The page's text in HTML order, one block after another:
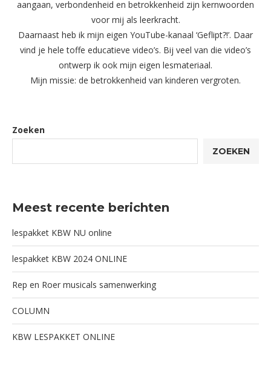
aangaan, verbondenheid en betrokkenheid zijn kernwoorden
voor mij als leerkracht.
Daarnaast heb ik mijn eigen YouTube-kanaal ‘Geflipt?!’. Daar
vind je hele toffe educatieve video’s. Bij veel van die video’s
ontwerp ik ook mijn eigen lesmateriaal.
Mijn missie: de betrokkenheid van kinderen vergroten.
Zoeken
ZOEKEN
Meest recente berichten
lespakket KBW NU online
lespakket KBW 2024 ONLINE
Rep en Roer musicals samenwerking
COLUMN
KBW LESPAKKET ONLINE